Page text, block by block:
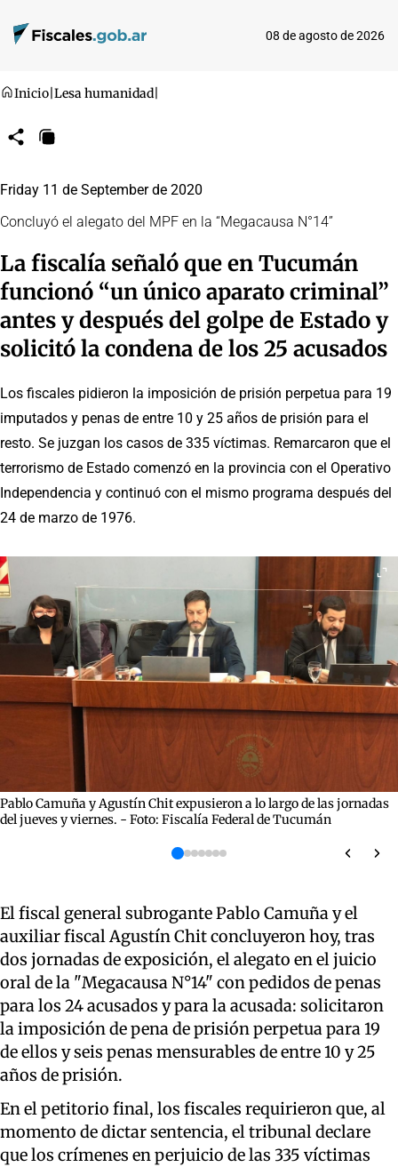
08 de agosto de 2026
Inicio Lesa humanidad
CompartirCopiar
Friday 11 de September de 2020
Concluyó el alegato del MPF en la “Megacausa N°14”
La fiscalía señaló que en Tucumán
funcionó “un único aparato criminal”
antes y después del golpe de Estado y
solicitó la condena de los 25 acusados
Los fiscales pidieron la imposición de prisión perpetua para 19
imputados y penas de entre 10 y 25 años de prisión para el
resto. Se juzgan los casos de 335 víctimas. Remarcaron que el
terrorismo de Estado comenzó en la provincia con el Operativo
Independencia y continuó con el mismo programa después del
24 de marzo de 1976.
Pablo Camuña y Agustín Chit expusieron a lo largo de las jornadas
del jueves y viernes. - Foto: Fiscalía Federal de Tucumán
El fiscal general subrogante Pablo Camuña y el
auxiliar fiscal Agustín Chit concluyeron hoy, tras
dos jornadas de exposición, el alegato en el juicio
oral de la "Megacausa N°14" con pedidos de penas
para los 24 acusados y para la acusada: solicitaron
la imposición de pena de prisión perpetua para 19
de ellos y seis penas mensurables de entre 10 y 25
años de prisión.
En el petitorio final, los fiscales requirieron que, al
momento de dictar sentencia, el tribunal declare
que los crímenes en perjuicio de las 335 víctimas